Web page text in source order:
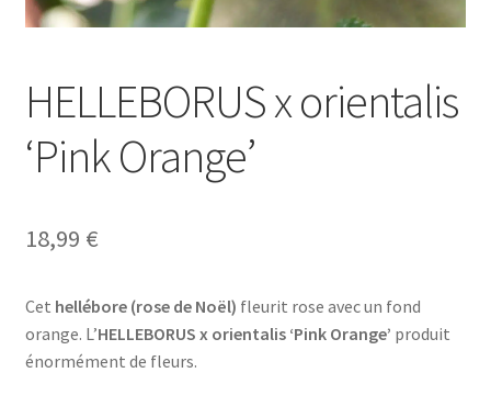
HELLEBORUS x orientalis
‘Pink Orange’
18,99 €
Cet hellébore (rose de Noël) fleurit rose avec un fond
orange. L’HELLEBORUS x orientalis ‘Pink Orange’ produit
énormément de fleurs.